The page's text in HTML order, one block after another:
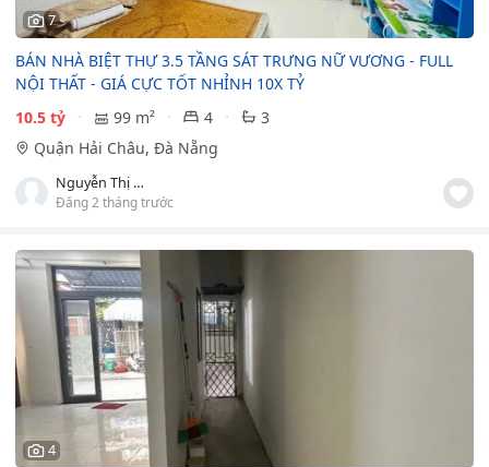
7
BÁN NHÀ BIỆT THỰ 3.5 TẦNG SÁT TRƯNG NỮ VƯƠNG - FULL
NỘI THẤT - GIÁ CỰC TỐT NHỈNH 10X TỶ
10.5 tỷ
99 m² 4
3
Quận Hải Châu, Đà Nẵng
Nguyễn Thị Ngọc Bảo
Đăng 2 tháng trước
4